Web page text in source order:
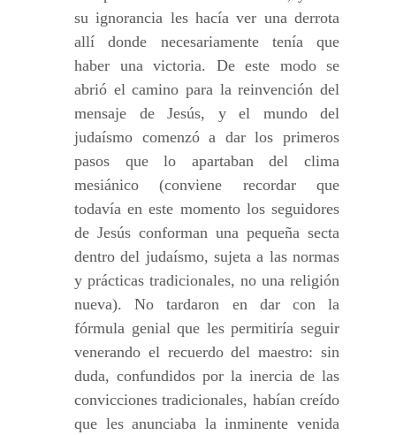
su ignorancia les hacía ver una derrota
allí donde necesariamente tenía que
haber una victoria. De este modo se
abrió el camino para la reinvención del
mensaje de Jesús, y el mundo del
judaísmo comenzó a dar los primeros
pasos que lo apartaban del clima
mesiánico (conviene recordar que
todavía en este momento los seguidores
de Jesús conforman una pequeña secta
dentro del judaísmo, sujeta a las normas
y prácticas tradicionales, no una religión
nueva). No tardaron en dar con la
fórmula genial que les permitiría seguir
venerando el recuerdo del maestro: sin
duda, confundidos por la inercia de las
convicciones tradicionales, habían creído
que les anunciaba la inminente venida